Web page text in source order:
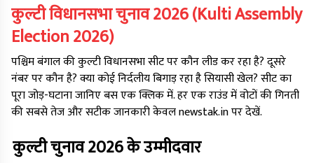
कुल्टीविधानसभा चुनाव2026(KultiAssembly
Election2026)
पश्चिम बंगालकीकुल्टीविधानसभा सीट पर कौन लीड कर रहा है? दूसरे
नंबर पर कौन है? क्या कोई निर्दलीय बिगाड़ रहा है सियासी खेल? सीट का
पूरा जोड़-घटाना जानिए बस एक क्लिक में. हर एक राउंड में वोटों की गिनती
की सबसे तेज और सटीक जानकारी केवल newstak.in पर देखें.
कुल्टीचुनाव2026के उम्मीदवार